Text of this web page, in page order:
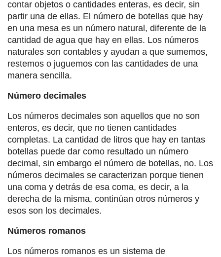
contar objetos o cantidades enteras, es decir, sin
partir una de ellas. El número de botellas que hay
en una mesa es un número natural, diferente de la
cantidad de agua que hay en ellas. Los números
naturales son contables y ayudan a que sumemos,
restemos o juguemos con las cantidades de una
manera sencilla.
Número decimales
Los números decimales son aquellos que no son
enteros, es decir, que no tienen cantidades
completas. La cantidad de litros que hay en tantas
botellas puede dar como resultado un número
decimal, sin embargo el número de botellas, no. Los
números decimales se caracterizan porque tienen
una coma y detrás de esa coma, es decir, a la
derecha de la misma, continúan otros números y
esos son los decimales.
Números romanos
Los números romanos es un sistema de